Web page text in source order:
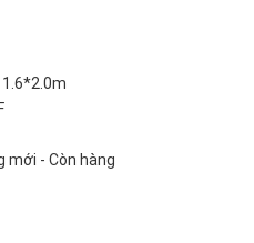
mới - Còn hàng